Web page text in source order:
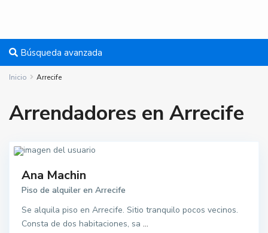
Búsqueda avanzada
Inicio Arrecife
Arrendadores en Arrecife
Ana Machin
Piso de alquiler en Arrecife
Se alquila piso en Arrecife. Sitio tranquilo pocos vecinos.
Consta de dos habitaciones, sa ...